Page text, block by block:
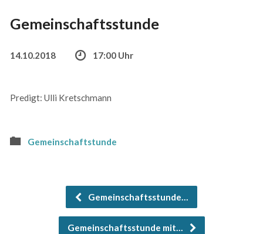
Gemeinschaftsstunde
14.10.2018 17:00 Uhr
Predigt: Ulli Kretschmann
Gemeinschaftstunde
Gemeinschaftsstunde…
Gemeinschaftsstunde mit…